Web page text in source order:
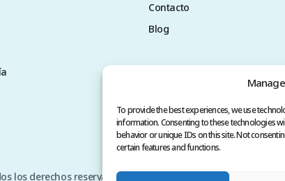
To provide the best experiences, we use
information. Consenting to these technologies
behavior or unique IDs on this site. Not
certain features and functions.
Contacto
Blog
los derechos reservados.